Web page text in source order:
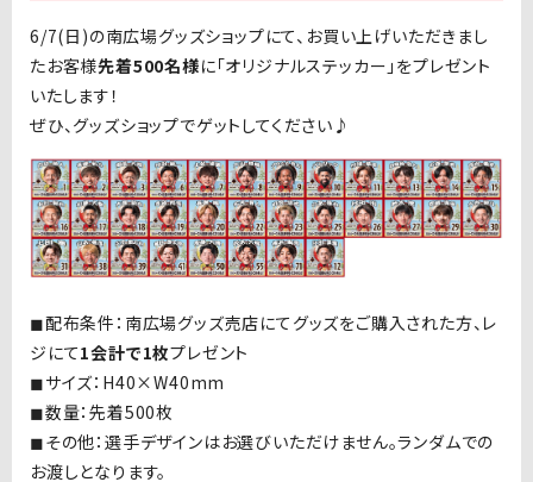
6/7(日 )の南広場グッズショップにて、お買い上げいただきまし
たお客様先着500名様に「オリジナルステッカー」をプレゼント
いたします！
ぜひ、グッズショップでゲットしてください♪
◼︎配布条件：南広場グッズ売店にてグッズをご購入された方、レ
ジにて1会計で1枚プレゼント
◼︎サイズ：H40×W40mm
◼︎数量：先着500枚
◼︎その他：選手デザインはお選びいただけません。ランダムでの
お渡しとなります。